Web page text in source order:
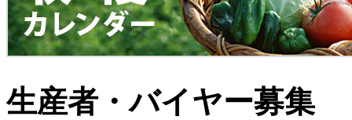
生産者・バイヤー募集